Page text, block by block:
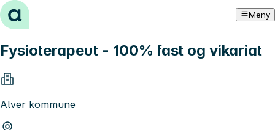
Hopp til innhold Meny
Fysioterapeut - 100% fast og vikariat
Alver kommune